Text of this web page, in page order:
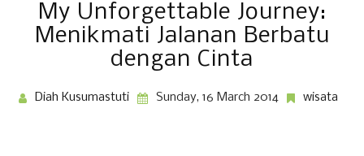
My Unforgettable Journey:
Menikmati Jalanan Berbatu
dengan Cinta
Diah Kusumastuti Sunday, 16 March 2014 wisata